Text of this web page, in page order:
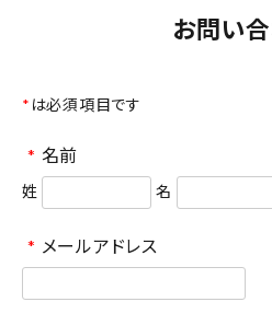
ログイン
ピックアップ
カテゴリーから探す
シリーズから探す
お問い
* は必須項目です
* 名前
姓 名
* メールアドレス